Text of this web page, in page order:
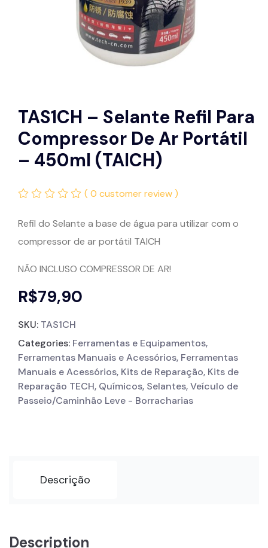
TAS1CH – Selante Refil Para
Compressor De Ar Portátil
– 450ml (TAICH)
( 0 customer review )
Refil do Selante a base de água para utilizar com o
compressor de ar portátil TAICH
NÃO INCLUSO COMPRESSOR DE AR!
R$79,90
SKU: TAS1CH
Categories: Ferramentas e Equipamentos,
Ferramentas Manuais e Acessórios, Ferramentas
Manuais e Acessórios, Kits de Reparação, Kits de
Reparação TECH, Químicos, Selantes,Veículo de
Passeio/Caminhão Leve - Borracharias
Descrição
Description